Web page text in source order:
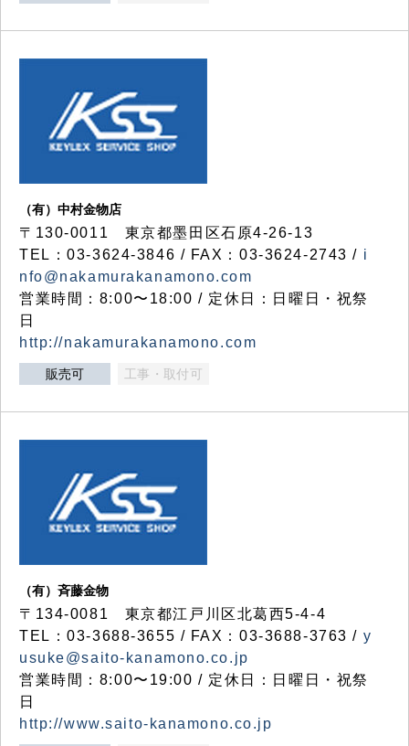
（有）中村金物店
〒130-0011 東京都墨田区石原4-26-13
TEL：03-3624-3846 / FAX：03-3624-2743 / i
nfo@nakamurakanamono.com
営業時間：8:00〜18:00 / 定休日：日曜日・祝祭
日
http://nakamurakanamono.com
販売可 工事・取付可
（有）斉藤金物
〒134-0081 東京都江戸川区北葛西5-4-4
TEL：03-3688-3655 / FAX：03-3688-3763 / y
usuke@saito-kanamono.co.jp
営業時間：8:00〜19:00 / 定休日：日曜日・祝祭
日
http://www.saito-kanamono.co.jp